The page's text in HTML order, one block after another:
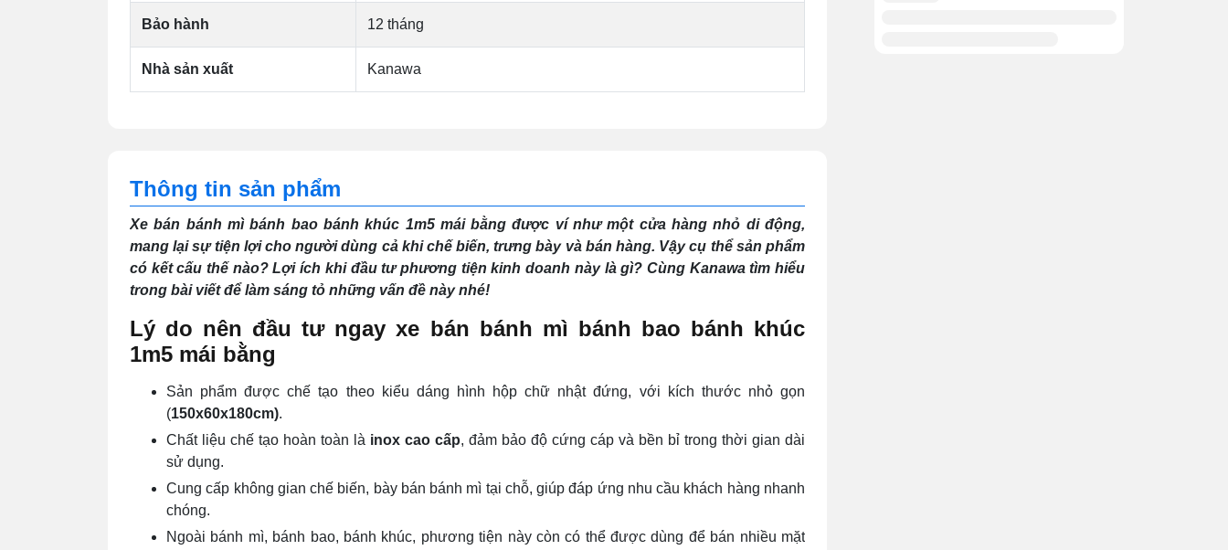
Bảo hành 12 tháng
Nhà sản xuất Kanawa
Thông tin sản phẩm
Xe bán bánh mì bánh bao bánh khúc 1m5 mái bằng được ví như một cửa hàng nhỏ di động,
mang lại sự tiện lợi cho người dùng cả khi chế biến, trưng bày và bán hàng. Vậy cụ thể sản phẩm
có kết cấu thế nào? Lợi ích khi đầu tư phương tiện kinh doanh này là gì? Cùng Kanawa tìm hiểu
trong bài viết để làm sáng tỏ những vấn đề này nhé!
Lý do nên đầu tư ngay xe bán bánh mì bánh bao bánh khúc
1m5 mái bằng
Sản phẩm được chế tạo theo kiểu dáng hình hộp chữ nhật đứng, với kích thước nhỏ gọn
(150x60x180cm).
Chất liệu chế tạo hoàn toàn là inox cao cấp, đảm bảo độ cứng cáp và bền bỉ trong thời gian dài
sử dụng.
Cung cấp không gian chế biến, bày bán bánh mì tại chỗ, giúp đáp ứng nhu cầu khách hàng nhanh
chóng.
Ngoài bánh mì, bánh bao, bánh khúc, phương tiện này còn có thể được dùng để bán nhiều mặt